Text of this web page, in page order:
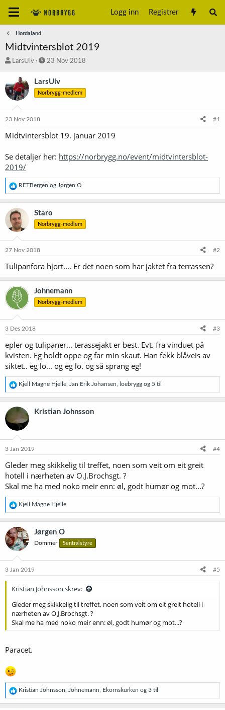
Logg inn Registrer
Hordaland
Midtvintersblot 2019
d
s
t
LarsUlv
S
a
r
t
o
23 Nov 2018
LarsUlv
Norbrygg-medlem
23 Nov 2018 #1
Midtvintersblot 19. januar 2019
Se detaljer her: https://norbrygg.no/event/midtvintersblot-
2019/
R
e
a
k
s
j
o
e
:
RETBergen og Jørgen O
Staro
Norbrygg-medlem
27 Nov 2018 #2
Tulipanfora hjort.... Er det noen som har jaktet fra terrassen?
Johnemann
Norbrygg-medlem
3 Des 2018 #3
epler og tulipaner... terassejakt er best. Evt. fra vinduet på
kvisten. Eg holdt oppe og far min skaut. Han fekk blåveis av
siktet.. eg lo... og eg lo. og så sprang eg!
R
e
a
k
j
o
e
:
Kjell Magne Hjelle Jan Erik Johansen loebrygg og 5 til
Kristian Johnsson
3 Jan 2019 #4
Gleder meg skikkelig til treffet, noen som veit om eit greit
hotell i nærheten av O.J.Brochsgt. ?
Skal me ha med noko meir enn: øl, godt humør og mot...?
R
e
a
k
s
j
o
e
Kjell Magne Hjelle
Jørgen O
Dommer Sentralstyre
3 Jan 2019 #5
Kristian Johnsson skrev:
Gleder meg skikkelig til treffet, noen som veit om eit greit hotell i
nærheten av O.J.Brochsgt. ?
Skal me ha med noko meir enn: øl, godt humør og mot...?
Paracet.
R
e
a
Kristian Johnsson Johnemann Ekornskurken og 3 til